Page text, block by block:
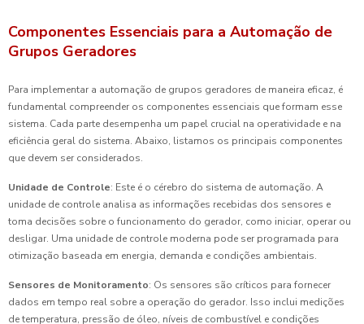
Componentes Essenciais para a Automação de
Grupos Geradores
Para implementar a automação de grupos geradores de maneira eficaz, é
fundamental compreender os componentes essenciais que formam esse
sistema. Cada parte desempenha um papel crucial na operatividade e na
eficiência geral do sistema. Abaixo, listamos os principais componentes
que devem ser considerados.
Unidade de Controle: Este é o cérebro do sistema de automação. A
unidade de controle analisa as informações recebidas dos sensores e
toma decisões sobre o funcionamento do gerador, como iniciar, operar ou
desligar. Uma unidade de controle moderna pode ser programada para
otimização baseada em energia, demanda e condições ambientais.
Sensores de Monitoramento: Os sensores são críticos para fornecer
dados em tempo real sobre a operação do gerador. Isso inclui medições
de temperatura, pressão de óleo, níveis de combustível e condições